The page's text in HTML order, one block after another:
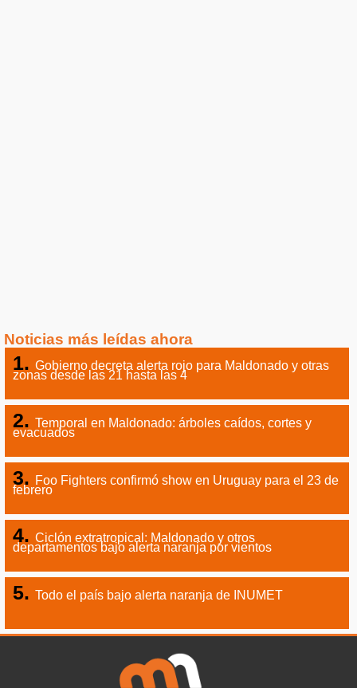
Noticias más leídas ahora
Gobierno decreta alerta rojo para Maldonado y otras
zonas desde las 21 hasta las 4
Temporal en Maldonado: árboles caídos, cortes y
evacuados
Foo Fighters confirmó show en Uruguay para el 23 de
febrero
Ciclón extratropical: Maldonado y otros
departamentos bajo alerta naranja por vientos
Todo el país bajo alerta naranja de INUMET